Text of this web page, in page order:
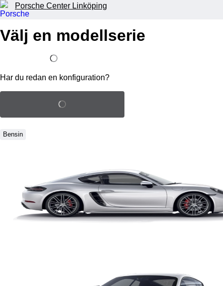
Porsche Center Linköping
Välj en modellserie
Jag har redan en konfiguration
Har du redan en konfiguration?
Ladda sparad konfiguration
Bensin